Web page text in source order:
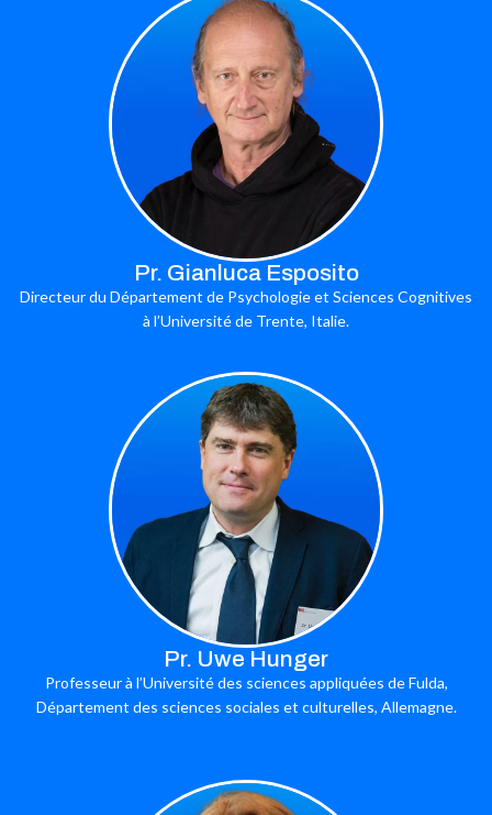
Pr. Gianluca Esposito
Directeur du Département de Psychologie et Sciences Cognitives
à l’Université de Trente, Italie.
Pr. Uwe Hunger
Professeur à l’Université des sciences appliquées de Fulda,
Département des sciences sociales et culturelles, Allemagne.